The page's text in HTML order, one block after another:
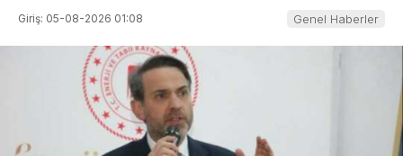
Giriş: 05-08-2026 01:08 Genel Haberler